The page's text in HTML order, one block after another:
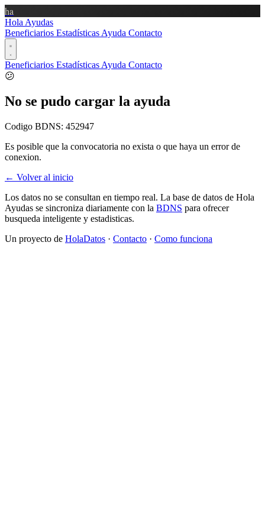
ha
Hola Ayudas
Beneficiarios Estadísticas Ayuda Contacto
Beneficiarios Estadísticas Ayuda Contacto
😕
No se pudo cargar la ayuda
Codigo BDNS: 452947
Es posible que la convocatoria no exista o que haya un error de
conexion.
← Volver al inicio
Los datos no se consultan en tiempo real. La base de datos de Hola
Ayudas se sincroniza diariamente con la BDNS para ofrecer
busqueda inteligente y estadisticas.
Un proyecto de HolaDatos · Contacto · Como funciona